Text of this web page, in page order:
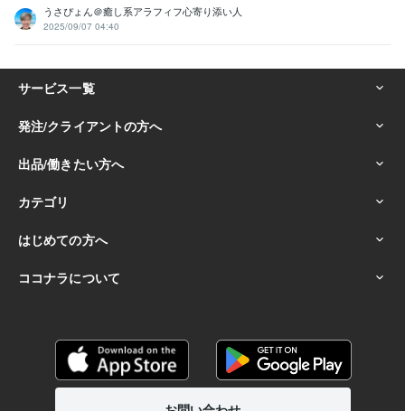
☆夢や目標を持ち続け、それを叶えるために行動できる:30年
☆人の強みや魅力を引き出し、サポートができる:20年
☆副収入の獲得や経済的自由を目指す人を支援:20年
☆「人との縁」を大切にし、長く関係を築く力がある:30年
☆穏やかで優しい性格で、安心感を与える:50年
☆人生を豊かにするための自己投資や学びを欠かさない:30年
☆スピリチュアルやヒーリングを日常に取り入れている:20年
☆困っている人を見過ごせず、自然と手を差し伸べる:40年
☆感動しやすく、小さな幸せを見つけるのが得意:50年
悩み相談・カウンセリング
■元彼と復縁｜曖昧な別れの本音を解明
■離婚夫婦関係の悩み相
談！関係修復
■人間関係人生の悩み深く寄り添い聴きます ■片思い成
就！男の本音で振り向かせます
男性心理 恋愛
うさぴょん＠癒し系アラフィフ心寄り添い人
2025/09/07 04:40